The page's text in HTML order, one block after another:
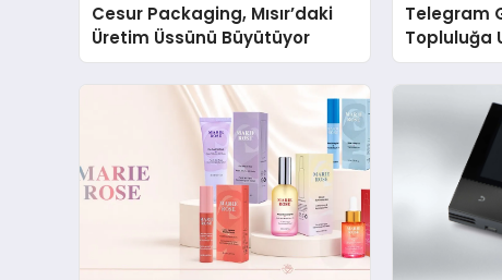
Cesur Packaging, Mısır’daki
Üretim Üssünü Büyütüyor
Telegram
Topluluğa
Grup